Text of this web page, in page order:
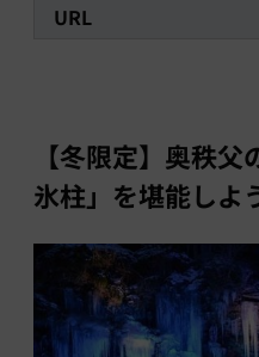
URL
【冬限定】奥秩
氷柱」を堪能しよ